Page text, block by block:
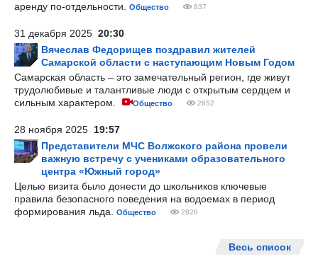
аренду по-отдельности.
Общество 837
31 декабря 2025 20:30
Вячеслав Федорищев поздравил жителей
Самарской области с наступающим Новым Годом
Самарская область – это замечательный регион, где живут
трудолюбивые и талантливые люди с открытым сердцем и
сильным характером.
Общество 2652
28 ноября 2025 19:57
Представители МЧС Волжского района провели
важную встречу с учениками образовательного
центра «Южный город»
Целью визита было донести до школьников ключевые
правила безопасного поведения на водоемах в период
формирования льда.
Общество 2826
Весь список